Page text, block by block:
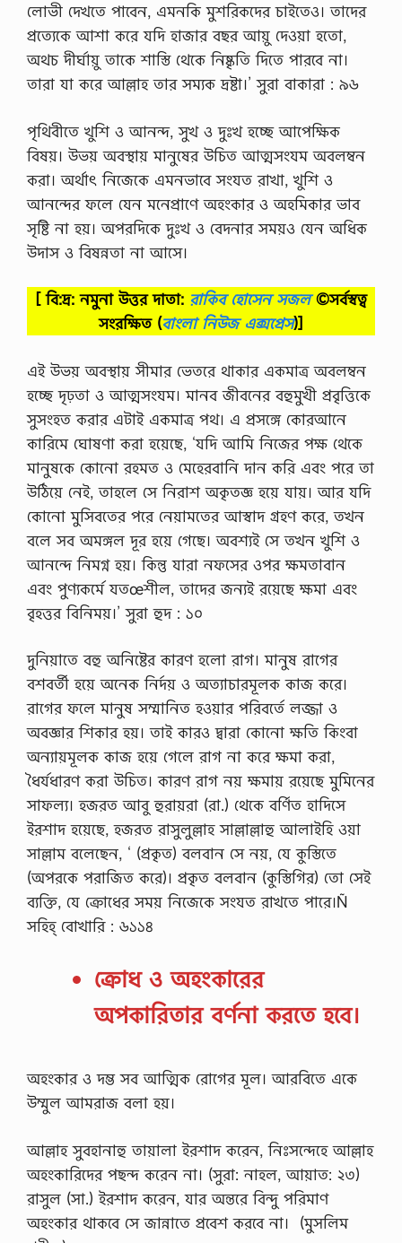
লোভী দেখতে পাবেন, এমনকি মুশরিকদের চাইতেও। তাদের
প্রত্যেকে আশা করে যদি হাজার বছর আয়ু দেওয়া হতো,
অথচ দীর্ঘায়ু তাকে শাস্তি থেকে নিষ্কৃতি দিতে পারবে না।
তারা যা করে আল্লাহ তার সম্যক দ্রষ্টা।’ সুরা বাকারা : ৯৬
পৃথিবীতে খুশি ও আনন্দ, সুখ ও দুঃখ হচ্ছে আপেক্ষিক
বিষয়। উভয় অবস্থায় মানুষের উচিত আত্মসংযম অবলম্বন
করা। অর্থাৎ নিজেকে এমনভাবে সংযত রাখা, খুশি ও
আনন্দের ফলে যেন মনেপ্রাণে অহংকার ও অহমিকার ভাব
সৃষ্টি না হয়। অপরদিকে দুঃখ ও বেদনার সময়ও যেন অধিক
উদাস ও বিষন্নতা না আসে।
[ বি:দ্র: নমুনা উত্তর দাতা: রাকিব হোসেন সজল©সর্বস্বত্ব
সংরক্ষিত (বাংলা নিউজ এক্সপ্রেস)]
এই উভয় অবস্থায় সীমার ভেতরে থাকার একমাত্র অবলম্বন
হচ্ছে দৃঢ়তা ও আত্মসংযম। মানব জীবনের বহুমুখী প্রবৃত্তিকে
সুসংহত করার এটাই একমাত্র পথ। এ প্রসঙ্গে কোরআনে
কারিমে ঘোষণা করা হয়েছে, ‘যদি আমি নিজের পক্ষ থেকে
মানুষকে কোনো রহমত ও মেহেরবানি দান করি এবং পরে তা
উঠিয়ে নেই, তাহলে সে নিরাশ অকৃতজ্ঞ হয়ে যায়। আর যদি
কোনো মুসিবতের পরে নেয়ামতের আস্বাদ গ্রহণ করে, তখন
বলে সব অমঙ্গল দূর হয়ে গেছে। অবশ্যই সে তখন খুশি ও
আনন্দে নিমগ্ন হয়। কিন্তু যারা নফসের ওপর ক্ষমতাবান
এবং পুণ্যকর্মে যতœশীল, তাদের জন্যই রয়েছে ক্ষমা এবং
বৃহত্তর বিনিময়।’ সুরা হুদ : ১০
দুনিয়াতে বহু অনিষ্টের কারণ হলো রাগ। মানুষ রাগের
বশবর্তী হয়ে অনেক নির্দয় ও অত্যাচারমূলক কাজ করে।
রাগের ফলে মানুষ সম্মানিত হওয়ার পরিবর্তে লজ্জা ও
অবজ্ঞার শিকার হয়। তাই কারও দ্বারা কোনো ক্ষতি কিংবা
অন্যায়মূলক কাজ হয়ে গেলে রাগ না করে ক্ষমা করা,
ধৈর্যধারণ করা উচিত। কারণ রাগ নয় ক্ষমায় রয়েছে মুমিনের
সাফল্য। হজরত আবু হুরায়রা (রা.) থেকে বর্ণিত হাদিসে
ইরশাদ হয়েছে, হজরত রাসুলুল্লাহ সাল্লাল্লাহু আলাইহি ওয়া
সাল্লাম বলেছেন, ‘ (প্রকৃত) বলবান সে নয়, যে কুস্তিতে
(অপরকে পরাজিত করে)। প্রকৃত বলবান (কুস্তিগির) তো সেই
ব্যক্তি, যে ক্রোধের সময় নিজেকে সংযত রাখতে পারে।Ñ
সহিহ্ বোখারি : ৬১১৪
ক্রোধ ও অহংকারের
অপকারিতার বর্ণনা করতে হবে।
অহংকার ও দম্ভ সব আত্মিক রোগের মূল। আরবিতে একে
উম্মুল আমরাজ বলা হয়।
আল্লাহ সুবহানাহু তায়ালা ইরশাদ করেন, নিঃসন্দেহে আল্লাহ
অহংকারিদের পছন্দ করেন না। (সুরা: নাহল, আয়াত: ২৩)
রাসুল (সা.) ইরশাদ করেন, যার অন্তরে বিন্দু পরিমাণ
অহংকার থাকবে সে জান্নাতে প্রবেশ করবে না। (মুসলিম